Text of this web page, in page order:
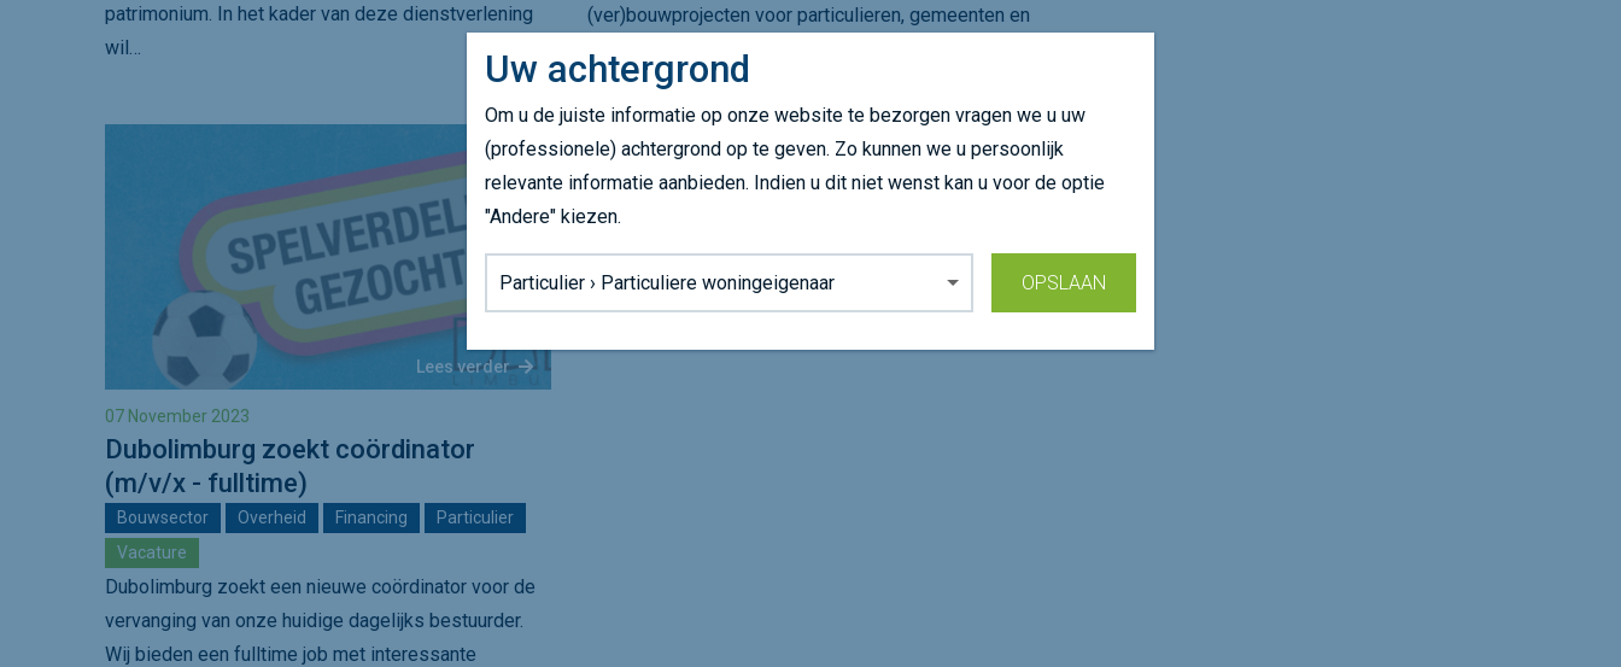
patrimonium. In het kader van deze dienstverlening
wil…
(ver)bouwprojecten voor particulieren, gemeenten en
Verenigingen van Mede-Eigenaars (VME’s). We…
Lees verder
07 November 2023
Dubolimburg zoekt coördinator
(m/v/x - fulltime)
Bouwsector Overheid Financing
Particulier
Vacature
Dubolimburg zoekt een nieuwe coördinator voor de
vervanging van onze huidige dagelijks bestuurder.
Wij bieden een fulltime job met interessante
Uw achtergrond
Om u de juiste informatie op onze website te bezorgen vragen we u uw
(professionele) achtergrond op te geven. Zo kunnen we u persoonlijk
relevante informatie aanbieden. Indien u dit niet wenst kan u voor de optie
"Andere" kiezen.
Achtergrond:
OPSLAAN